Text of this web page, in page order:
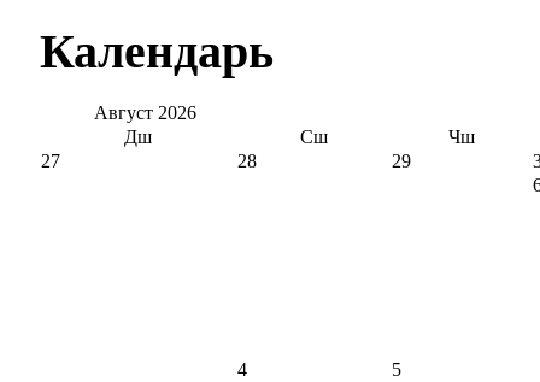
Календарь
Август 2026
Дш
Сш
Чш
27
28 29
4
5